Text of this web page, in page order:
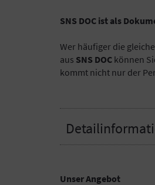
SNS DOC ist als
Wer häufiger die
aus SNS DOC können
kommt nicht nur der
Unser Angebot